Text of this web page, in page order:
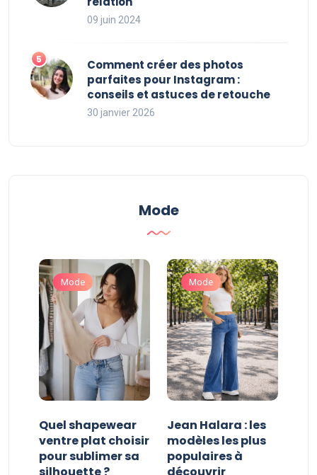
09 juin 2024
Comment créer des photos
parfaites pour Instagram :
conseils et astuces de retouche
30 janvier 2026
Mode
Mode
Quel shapewear
ventre plat choisir
pour sublimer sa
silhouette ?
Mode
Jean Halara : les
modèles les plus
populaires à
découvrir